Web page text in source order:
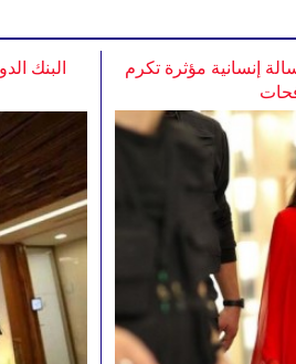
البنك
إنسانية مؤثرة تكرم